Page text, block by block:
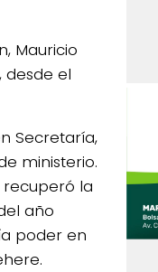
Mauricio
desde el
Secretaría,
ministerio.
recuperó la
año
poder en